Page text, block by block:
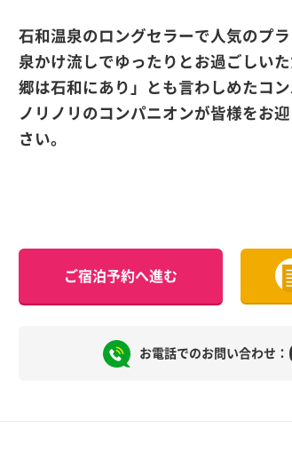
石和温泉のロングセラーで人気のプ
泉かけ流しでゆったりとお過ごしい
郷は石和にあり」とも言わしめたコ
ノリノリのコンパニオンが皆様をお
さい。
ご宿泊予約へ進む
お電話でのお問い合わせ：